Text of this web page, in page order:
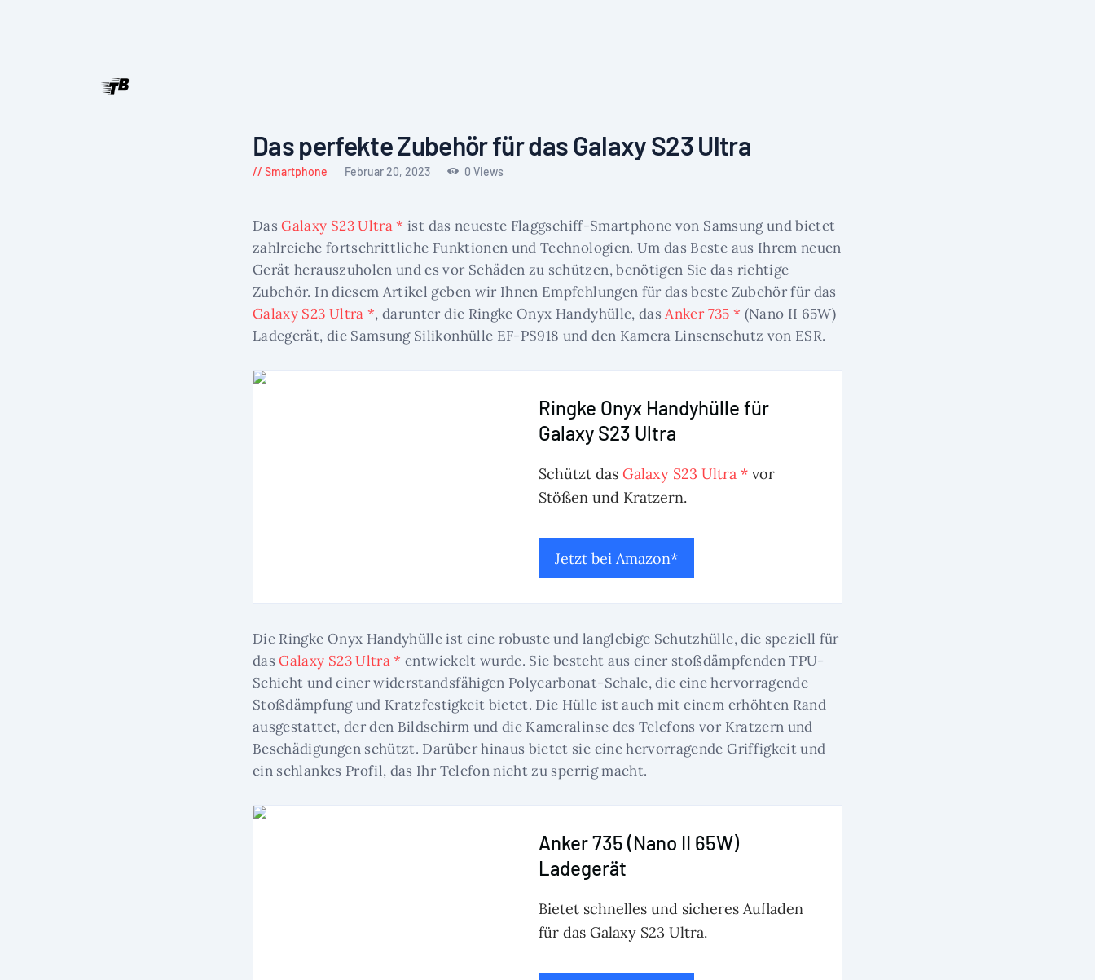
Das perfekte Zubehör für das Galaxy S23 Ultra
Smartphone Februar 20, 2023 0 Views
DasGalaxy S23 Ultra * ist das neueste Flaggschiff-Smartphone von Samsung und bietet
zahlreiche fortschrittliche Funktionen und Technologien. Um das Beste aus Ihrem neuen
Gerät herauszuholen und es vor Schäden zu schützen, benötigen Sie das richtige
Zubehör. In diesem Artikel geben wir Ihnen Empfehlungen für das beste Zubehör für das
Galaxy S23 Ultra *, darunter die Ringke Onyx Handyhülle, dasAnker 735 * (Nano II 65W)
Ladegerät, die Samsung Silikonhülle EF-PS918 und den Kamera Linsenschutz von ESR.
Ringke Onyx Handyhülle für
Galaxy S23 Ultra
Schützt das Galaxy S23 Ultra *vor
Stößen und Kratzern.
Jetzt bei Amazon*
Die Ringke Onyx Handyhülle ist eine robuste und langlebige Schutzhülle, die speziell für
dasGalaxy S23 Ultra * entwickelt wurde. Sie besteht aus einer stoßdämpfenden TPU-
Schicht und einer widerstandsfähigen Polycarbonat-Schale, die eine hervorragende
Stoßdämpfung und Kratzfestigkeit bietet. Die Hülle ist auch mit einem erhöhten Rand
ausgestattet, der den Bildschirm und die Kameralinse des Telefons vor Kratzern und
Beschädigungen schützt. Darüber hinaus bietet sie eine hervorragende Griffigkeit und
ein schlankes Profil, das Ihr Telefon nicht zu sperrig macht.
Anker 735 (Nano II 65W)
Ladegerät
Bietet schnelles und sicheres Aufladen
für das Galaxy S23 Ultra.